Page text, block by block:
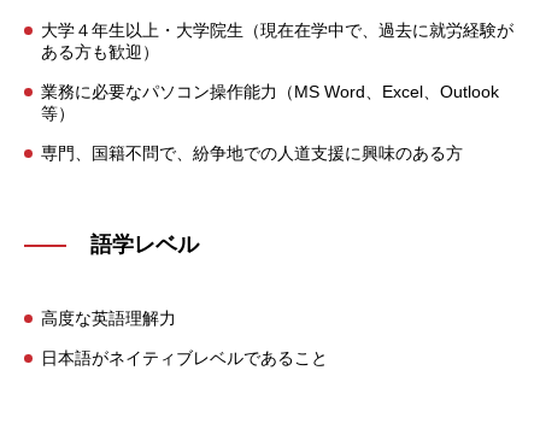
大学４年生以上・大学院生（現在在学中で、過去に就労経験が
ある方も歓迎）
業務に必要なパソコン操作能力（MS Word、Excel、Outlook
等）
専門、国籍不問で、紛争地での人道支援に興味のある方
語学レベル
高度な英語理解力
日本語がネイティブレベルであること